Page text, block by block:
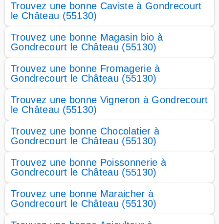
Trouvez une bonne Caviste à Gondrecourt
le Château (55130)
Trouvez une bonne Magasin bio à
Gondrecourt le Château (55130)
Trouvez une bonne Fromagerie à
Gondrecourt le Château (55130)
Trouvez une bonne Vigneron à Gondrecourt
le Château (55130)
Trouvez une bonne Chocolatier à
Gondrecourt le Château (55130)
Trouvez une bonne Poissonnerie à
Gondrecourt le Château (55130)
Trouvez une bonne Maraicher à
Gondrecourt le Château (55130)